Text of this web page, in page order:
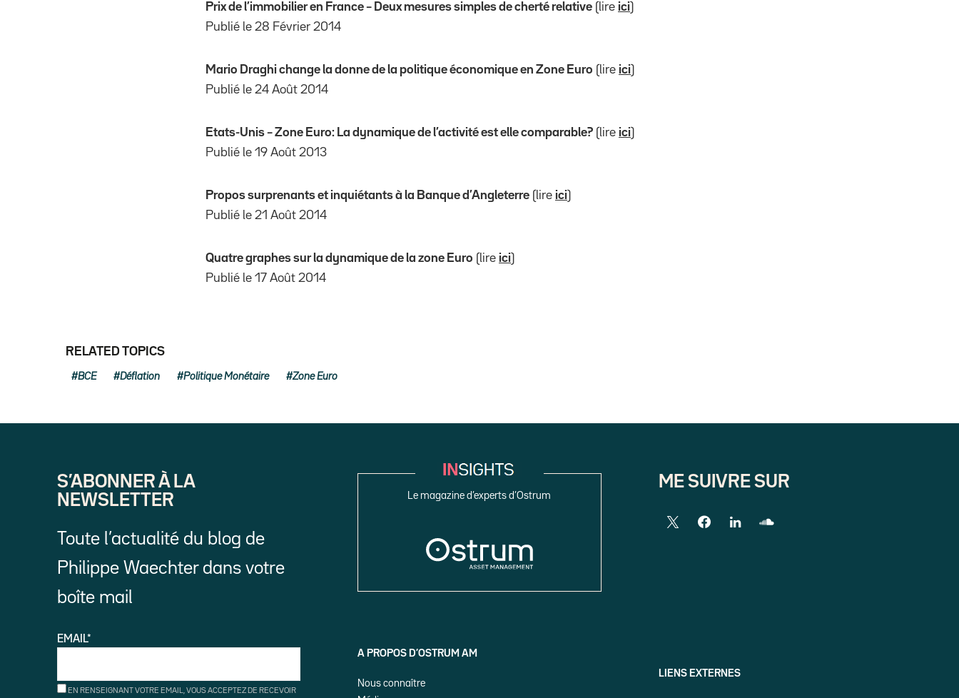
Prix de l’immobilier en France – Deux mesures simples de cherté relative (lire ici)
Publié le 28 Février 2014
Mario Draghi change la donne de la politique économique en Zone Euro (lire ici)
Publié le 24 Août 2014
Etats-Unis – Zone Euro: La dynamique de l’activité est elle comparable? (lire ici)
Publié le 19 Août 2013
Propos surprenants et inquiétants à la Banque d’Angleterre (lire ici)
Publié le 21 Août 2014
Quatre graphes sur la dynamique de la zone Euro (lire ici)
Publié le 17 Août 2014
RELATED TOPICS
BCE Déflation Politique Monétaire Zone Euro
S’ABONNER À LA
NEWSLETTER
Toute l’actualité du blog de
Philippe Waechter dans votre
boîte mail
EMAIL*
EN RENSEIGNANT VOTRE EMAIL, VOUS ACCEPTEZ DE RECEVOIR
Le magazine d’experts d’Ostrum
A PROPOS D’OSTRUM AM
Nous connaître
ME SUIVRE SUR
LIENS EXTERNES